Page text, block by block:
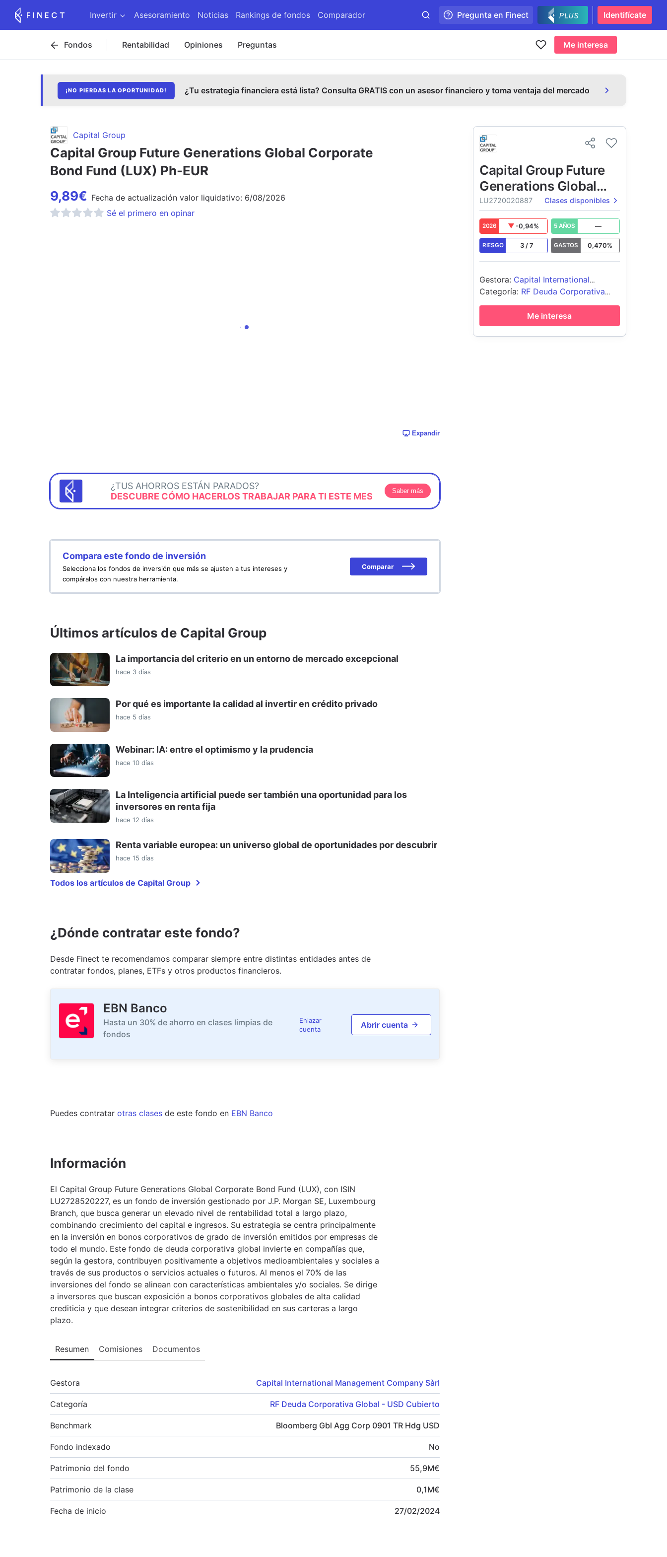
Invertir Asesoramiento Noticias Rankings de fondos Comparador Pregunta en Finect Identifícate
Fondos Rentabilidad Opiniones Preguntas Me interesa
¡NO PIERDAS LA OPORTUNIDAD! ¿Tu estrategia financiera está lista? Consulta GRATIS con un asesor financiero y toma ventaja del mercado
Capital Group
Capital Group Future Generations Global Corporate
Bond Fund (LUX) Ph-EUR
9,89€ Fecha de actualización valor liquidativo: 6/08/2026
Sé el primero en opinar
Expandir
¿TUS AHORROS ESTÁN PARADOS?
DESCUBRE CÓMO HACERLOS TRABAJAR PARA TI ESTE MES
Saber más
Compara este fondo de inversión
Selecciona los fondos de inversión que más se ajusten a tus intereses y
compáralos con nuestra herramienta.
Comparar
Últimos artículos de Capital Group
La importancia del criterio en un entorno de mercado excepcional
hace 3 días
Por qué es importante la calidad al invertir en crédito privado
hace 5 días
Webinar: IA: entre el optimismo y la prudencia
hace 10 días
La Inteligencia artificial puede ser también una oportunidad para los
inversores en renta fija
hace 12 días
Renta variable europea: un universo global de oportunidades por descubrir
hace 15 días
Todos los artículos de Capital Group
¿Dónde contratar este fondo?
Desde Finect te recomendamos comparar siempre entre distintas entidades antes de
contratar fondos, planes, ETFs y otros productos financieros.
EBN Banco
Hasta un 30% de ahorro en clases limpias de
fondos
Enlazar
cuenta
Abrir cuenta
Puedes contratar otras clases de este fondo en EBN Banco
Información
El Capital Group Future Generations Global Corporate Bond Fund (LUX), con ISIN
LU2728520227, es un fondo de inversión gestionado por J.P. Morgan SE, Luxembourg
Branch, que busca generar un elevado nivel de rentabilidad total a largo plazo,
combinando crecimiento del capital e ingresos. Su estrategia se centra principalmente
en la inversión en bonos corporativos de grado de inversión emitidos por empresas de
todo el mundo. Este fondo de deuda corporativa global invierte en compañías que,
según la gestora, contribuyen positivamente a objetivos medioambientales y sociales a
través de sus productos o servicios actuales o futuros. Al menos el 70% de las
inversiones del fondo se alinean con características ambientales y/o sociales. Se dirige
a inversores que buscan exposición a bonos corporativos globales de alta calidad
crediticia y que desean integrar criterios de sostenibilidad en sus carteras a largo
plazo.
Resumen Comisiones Documentos
Gestora Capital International Management Company Sàrl
Categoría RF Deuda Corporativa Global - USD Cubierto
Benchmark Bloomberg Gbl Agg Corp 0901 TR Hdg USD
Fondo indexado No
Patrimonio del fondo 55,9M€
Patrimonio de la clase 0,1M€
Fecha de inicio 27/02/2024
Capital Group Future
Generations Global
Corporate Bond Fund
(LUX)
LU2720020887 Clases disponibles
2026 -0,94% 5 AÑOS —
RIESGO 3/7 GASTOS 0,470%
Gestora: Capital International
Management Company Sàrl
Categoría: RF Deuda Corporativa
Global - USD Cubierto
Me interesa